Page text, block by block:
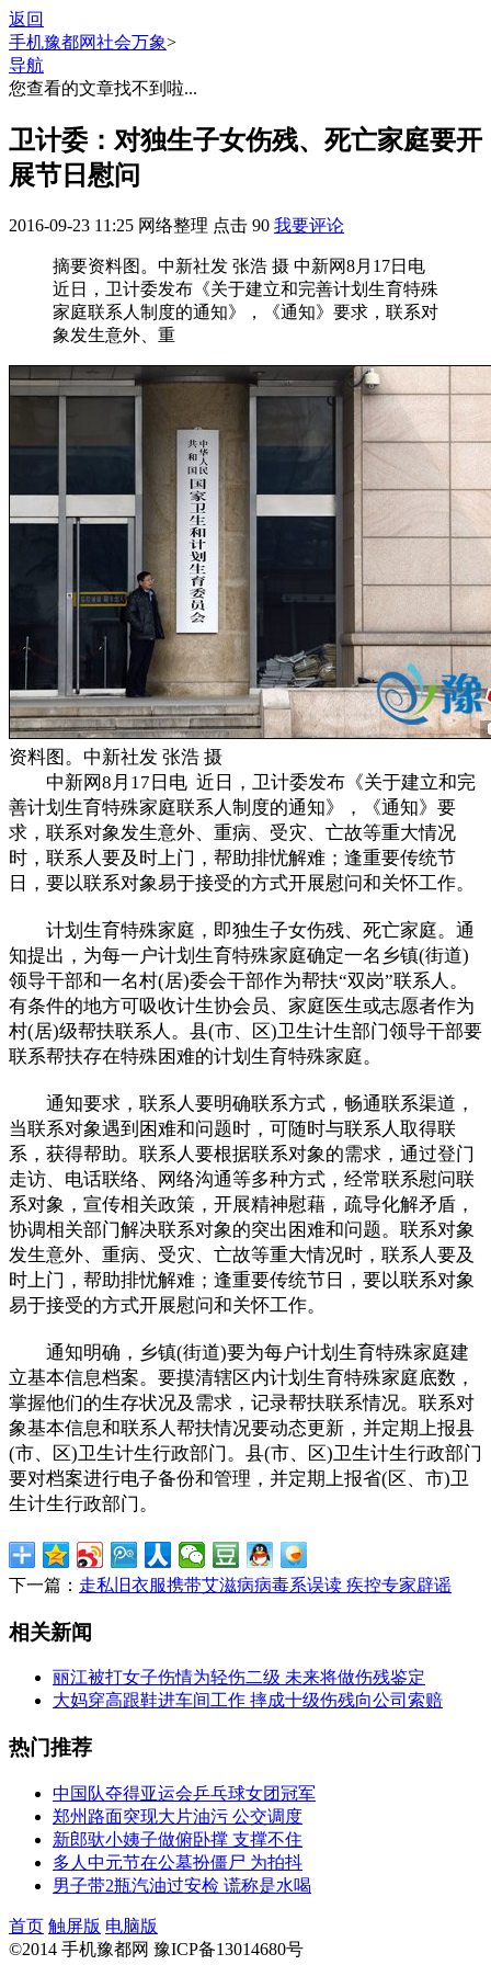
返回
手机豫都网社会万象>
导航
您查看的文章找不到啦...
卫计委：对独生子女伤残、死亡家庭要开
展节日慰问
2016-09-23 11:25 网络整理 点击 90 我要评论
摘要资料图。中新社发 张浩 摄 中新网8月17日电
近日，卫计委发布《关于建立和完善计划生育特殊
家庭联系人制度的通知》，《通知》要求，联系对
象发生意外、重
资料图。中新社发 张浩 摄
中新网8月17日电 近日，卫计委发布《关于建立和完
善计划生育特殊家庭联系人制度的通知》，《通知》要
求，联系对象发生意外、重病、受灾、亡故等重大情况
时，联系人要及时上门，帮助排忧解难；逢重要传统节
日，要以联系对象易于接受的方式开展慰问和关怀工作。
计划生育特殊家庭，即独生子女伤残、死亡家庭。通
知提出，为每一户计划生育特殊家庭确定一名乡镇(街道)
领导干部和一名村(居)委会干部作为帮扶“双岗”联系人。
有条件的地方可吸收计生协会员、家庭医生或志愿者作为
村(居)级帮扶联系人。县(市、区)卫生计生部门领导干部要
联系帮扶存在特殊困难的计划生育特殊家庭。
通知要求，联系人要明确联系方式，畅通联系渠道，
当联系对象遇到困难和问题时，可随时与联系人取得联
系，获得帮助。联系人要根据联系对象的需求，通过登门
走访、电话联络、网络沟通等多种方式，经常联系慰问联
系对象，宣传相关政策，开展精神慰藉，疏导化解矛盾，
协调相关部门解决联系对象的突出困难和问题。联系对象
发生意外、重病、受灾、亡故等重大情况时，联系人要及
时上门，帮助排忧解难；逢重要传统节日，要以联系对象
易于接受的方式开展慰问和关怀工作。
通知明确，乡镇(街道)要为每户计划生育特殊家庭建
立基本信息档案。要摸清辖区内计划生育特殊家庭底数，
掌握他们的生存状况及需求，记录帮扶联系情况。联系对
象基本信息和联系人帮扶情况要动态更新，并定期上报县
(市、区)卫生计生行政部门。县(市、区)卫生计生行政部门
要对档案进行电子备份和管理，并定期上报省(区、市)卫
生计生行政部门。
下一篇： 走私旧衣服携带艾滋病病毒系误读 疾控专家辟谣
相关新闻
丽江被打女子伤情为轻伤二级 未来将做伤残鉴定
大妈穿高跟鞋进车间工作 摔成十级伤残向公司索赔
热门推荐
中国队夺得亚运会乒乓球女团冠军
郑州路面突现大片油污 公交调度
新郎驮小姨子做俯卧撑 支撑不住
多人中元节在公墓扮僵尸 为拍抖
男子带2瓶汽油过安检 谎称是水喝
首页 触屏版 电脑版
©2014 手机豫都网 豫ICP备13014680号